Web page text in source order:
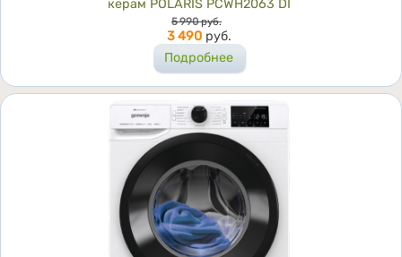
керам POLARIS PCWH2063 DI
Цена
5 990 руб.
3 490 руб.
Подробнее